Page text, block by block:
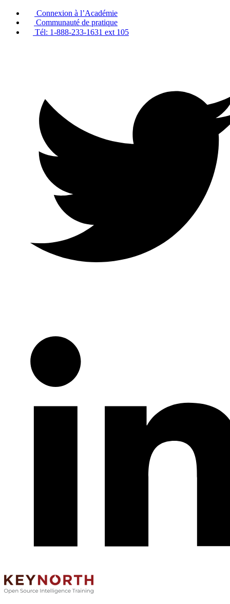
Passer
contenu
Connexion à l’Académie
Communauté de pratique
Tél: 1-888-233-1631 ext 105
LinkedIn